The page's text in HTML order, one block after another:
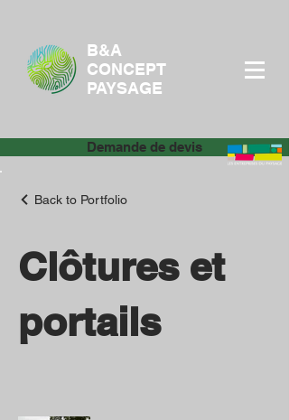
Demande de devis
B&A
CONCEPT
PAYSAGE
Back to Portfolio
Clôtures et
portails